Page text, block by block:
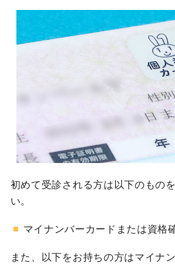
初めて受診される方は以下のもの
い。
マイナンバーカードまたは資格
また、以下をお持ちの方はマイナ